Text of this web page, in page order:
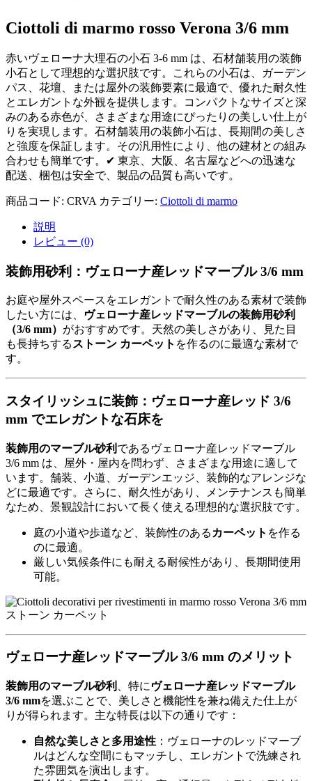
Ciottoli di marmo rosso Verona 3/6 mm
赤いヴェローナ大理石の小石 3-6 mm は、石材舗装用の装飾
小石として理想的な選択肢です。これらの小石は、ガーデン
パス、花壇、または屋外の装飾要素に最適で、優れた耐久性
とエレガントな外観を提供します。コンパクトなサイズと深
みのある赤色が、さまざまな用途にぴったりの美しい仕上が
りを実現します。石材舗装用の装飾小石は、長期間の美しさ
と強度を保証します。その汎用性により、他の建材との組み
合わせも簡単です。✔ 東京、大阪、名古屋などへの迅速な
配送、梱包は安全で、製品の品質も高いです。
商品コード: CRVA カテゴリー: Ciottoli di marmo
説明
レビュー (0)
装飾用砂利：ヴェローナ産レッドマーブル 3/6 mm
お庭や屋外スペースをエレガントで耐久性のある素材で装飾
したい方には、
ヴェローナ産レッドマーブルの装飾用砂利
（3/6 mm） がおすすめです。天然の美しさがあり、見た目
も長持ちする ストーン カーペット を作るのに最適な素材で
す。
スタイリッシュに装飾：ヴェローナ産レッド 3/6
mm でエレガントな石床を
装飾用のマーブル砂利 であるヴェローナ産レッドマーブル
3/6 mm は、屋外・屋内を問わず、さまざまな用途に適して
います。舗装、小道、ガーデンエッジ、装飾的なアレンジな
どに最適です。さらに、耐久性があり、メンテナンスも簡単
なため、景観設計において長く使える理想的な選択肢です。
庭の小道や歩道など、装飾性のある カーペット を作る
のに最適。
厳しい気候条件にも耐える耐候性があり、長期間使用
可能。
ヴェローナ産レッドマーブル 3/6 mm のメリット
装飾用のマーブル砂利 、特に ヴェローナ産レッドマーブル
3/6 mmを選ぶことで、美しさと機能性を兼ね備えた仕上が
りが得られます。主な特長は以下の通りです：
自然な美しさと多用途性 ：ヴェローナのレッドマーブ
ルはどんな空間にもマッチし、エレガントで洗練され
た雰囲気を演出します。